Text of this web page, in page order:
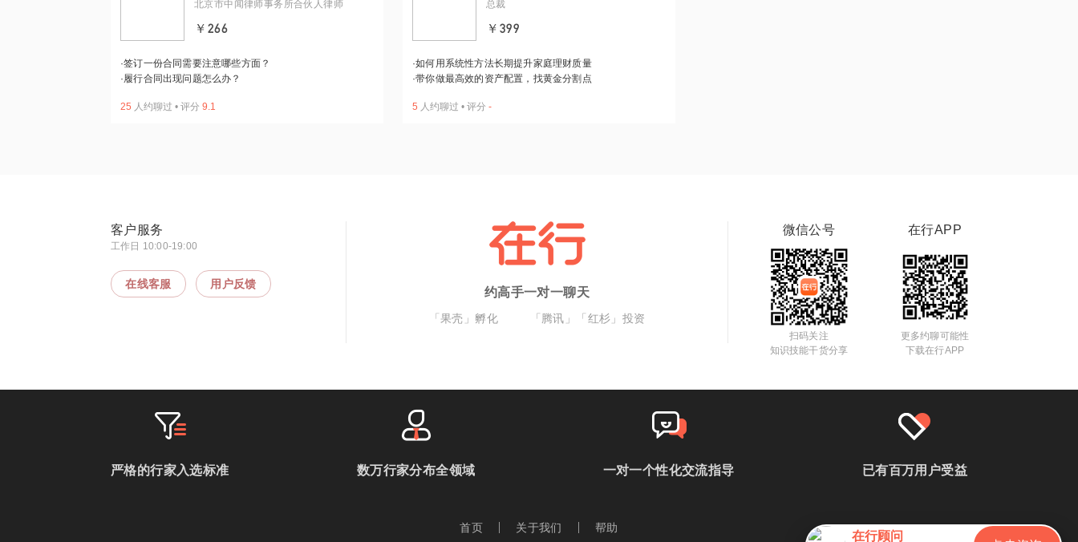
北京市中闻律师事务所合伙人律师
￥266
·签订一份合同需要注意哪些方面？
·履行合同出现问题怎么办？
25 人约聊过 • 评分 9.1
总裁
￥399
·如何用系统性方法长期提升家庭理财质量
·带你做最高效的资产配置，找黄金分割点
5 人约聊过 • 评分 -
在行顾问
客户服务
工作日 10:00-19:00
在线客服 用户反馈
约高手一对一聊天
「果壳」孵化 「腾讯」「红杉」投资
微信公号
扫码关注
知识技能干货分享
在行APP
更多约聊可能性
下载在行APP
严格的行家入选标准 数万行家分布全领域 一对一个性化交流指导 已有百万用户受益
首页 关于我们 帮助